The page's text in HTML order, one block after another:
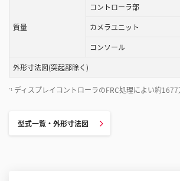
質量
コントローラ部
カメラユニット
コンソール
外形寸法図(突起部除く)
*1 ディスプレイコントローラのFRC処理によい約
型式一覧・外形寸法図